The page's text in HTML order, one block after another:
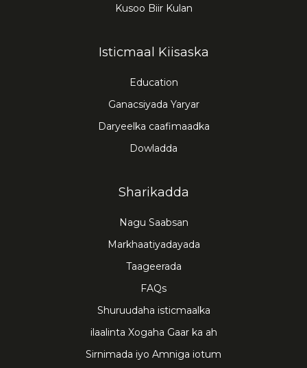
Kusoo Biir Kulan
Isticmaal Kiisaska
Education
Ganacsiyada Yaryar
Daryeelka caafimaadka
Dowladda
Sharikadda
Nagu Saabsan
Markhaatiyadayada
Taageerada
FAQs
Shuruudaha isticmaalka
ilaalinta Xogaha Gaar ka ah
Sirnimada iyo Amniga iotum